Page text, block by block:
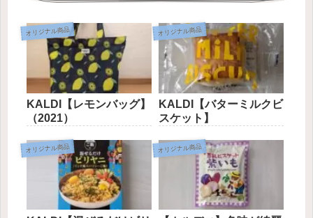
オリジナル商品
KALDI【レモンバッグ】
（2021）
オリジナル商品
KALDI【バターミルクビ
スケット】
オリジナル商品 オリジナル商品